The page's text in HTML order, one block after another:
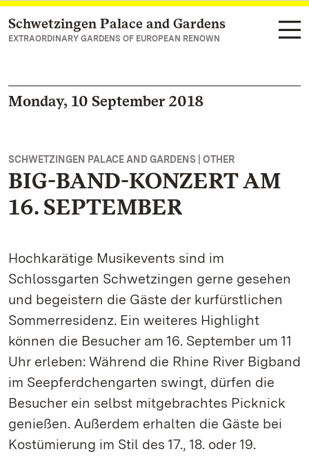
Navigate to main page
Schwetzingen Palace and Gardens
EXTRAORDINARY GARDENS OF EUROPEAN RENOWN
Monday, 10 September 2018
SCHWETZINGEN PALACE AND GARDENS | OTHER
BIG-BAND-KONZERT AM
16. SEPTEMBER
Hochkarätige Musikevents sind im
Schlossgarten Schwetzingen gerne gesehen
und begeistern die Gäste der kurfürstlichen
Sommerresidenz. Ein weiteres Highlight
können die Besucher am 16. September um 11
Uhr erleben: Während die Rhine River Bigband
im Seepferdchengarten swingt, dürfen die
Besucher ein selbst mitgebrachtes Picknick
genießen. Außerdem erhalten die Gäste bei
Kostümierung im Stil des 17., 18. oder 19.